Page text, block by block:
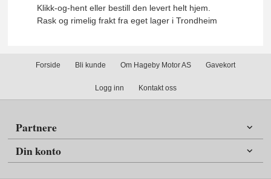
Klikk-og-hent eller bestill den levert helt hjem.
Rask og rimelig frakt fra eget lager i Trondheim
Forside Bli kunde Om Hageby Motor AS Gavekort
Logg inn Kontakt oss
Partnere
Din konto